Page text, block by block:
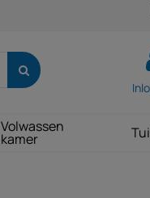
Volwassen
kamer